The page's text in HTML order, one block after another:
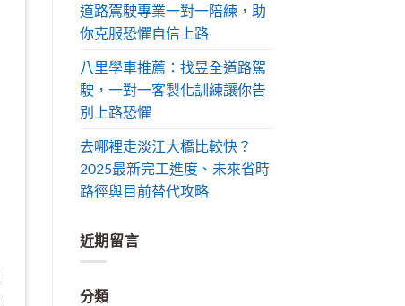
道路駕駛專業一對一陪練，助
你克服恐懼自信上路
八里學車推薦：找昱全道路駕
駛，一對一客製化訓練讓你告
別上路恐懼
去哪裡走淡江大橋比較快？
2025最新完工進度、未來省時
路徑與目前替代攻略
近期留言
分類